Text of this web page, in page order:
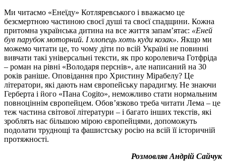
Ми читаємо «Енеїду» Котляревського і вважаємо це
безсмертною частиною своєї душі та своєї спадщини. Кожна
притомна українська дитина на все життя запам’ятає: «Еней
був парубок моторний. І хлопець хоть куди козак». Якщо ми
можемо читати це, то чому діти по всій Україні не повинні
вивчати такі універсальні тексти, як про королевича Готфріда
– роман на рівні «Володаря перснів», але написаний на 30
років раніше. Оповідання про Христину Мірабелу? Це
літератори, які дають нам європейську парадигму. Не знаючи
Герберта і його «Пана Cogito», неможливо стати нормальним
повноціннім європейцем. Обов’язково треба читати Лема – це
теж частина світової літератури – і багато інших текстів, які
зроблять нас більшою мірою європейцями, допоможуть
подолати труднощі та фашистську росію на всій її історичній
протяжності.
Розмовляв Андрій Сайчук